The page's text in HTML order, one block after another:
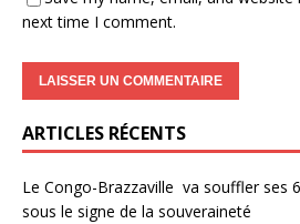
next time I comment.
ARTICLES RÉCENTS
Le Congo-Brazzaville va souffler ses
sous le signe de la souveraineté